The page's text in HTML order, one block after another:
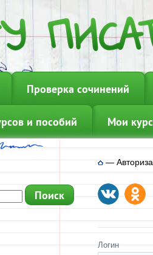
Проверка сочинений
и пособий Мои
—
Логин